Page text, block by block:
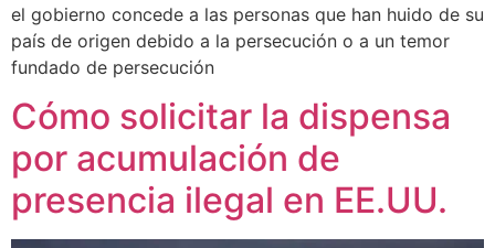
el gobierno concede a las personas que han huido de su
país de origen debido a la persecución o a un temor
fundado de persecución
Cómo solicitar la dispensa
por acumulación de
presencia ilegal en EE.UU.